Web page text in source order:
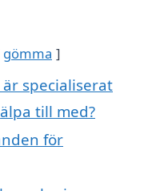
gömma
specialiserat
till med?
för